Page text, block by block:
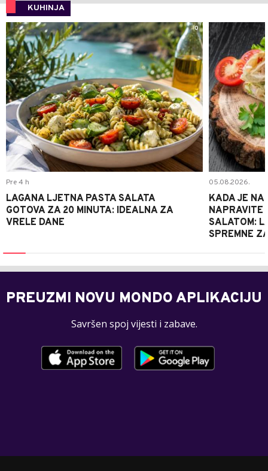
KUHINJA
0
Pre 4 h
LAGANA LJETNA PASTA SALATA
GOTOVA ZA 20 MINUTA: IDEALNA ZA
VRELE DANE
05.08.2026.
KADA JE
NAPRAVITE
SALATOM:
SPREMNE
PREUZMI NOVU MONDO APLIKACIJU
Savršen spoj vijesti i zabave.